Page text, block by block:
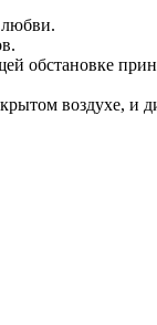
любви.
обстановке
воздухе, и